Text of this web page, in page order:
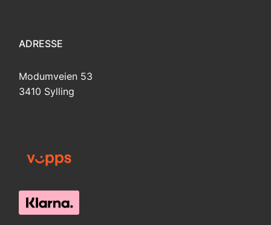
ADRESSE
Modumveien 53
3410 Sylling